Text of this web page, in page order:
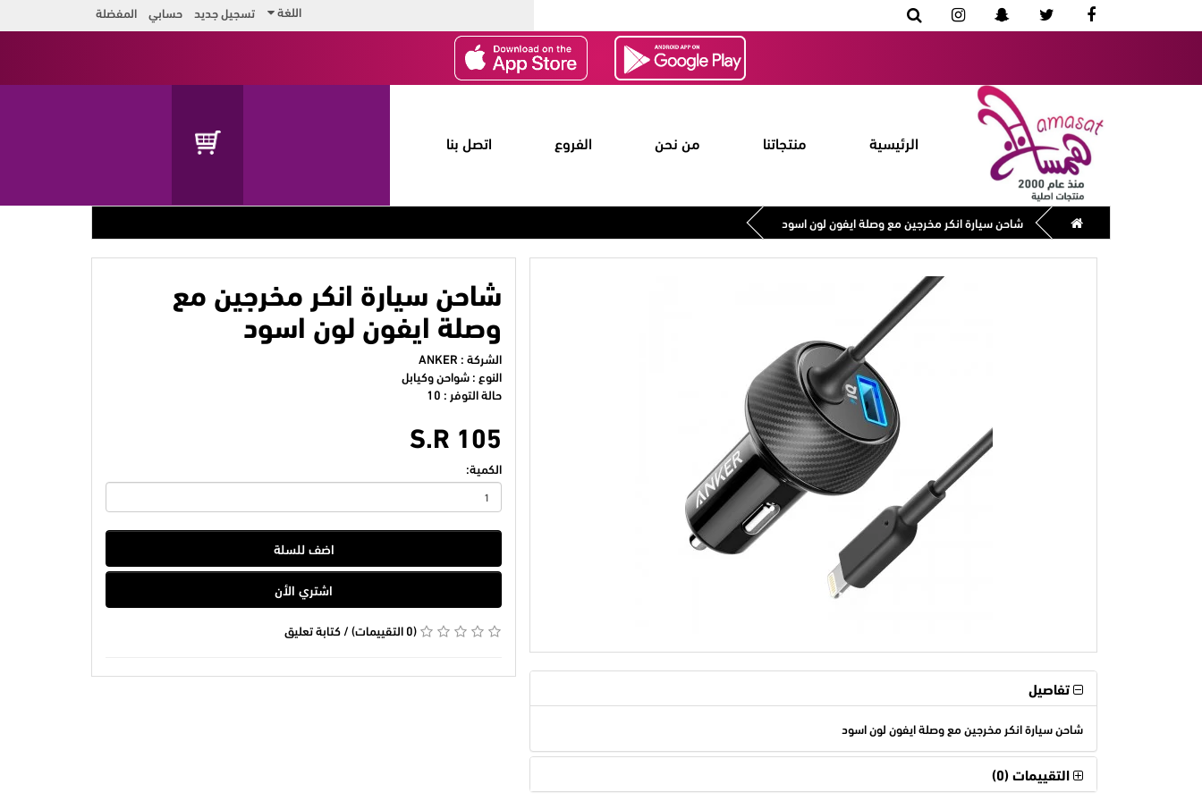
اللغة تسجيل جديد حسابي المفضلة
الرئيسية منتجاتنا من نحن الفروع اتصل بنا
شاحن سيارة انكر مخرجين مع وصلة ايفون لون اسود
تفاصيل
شاحن سيارة انكر مخرجين مع وصلة ايفون لون اسود
التقييمات (0)
شاحن سيارة انكر مخرجين مع
وصلة ايفون لون اسود
الشركة : ANKER
النوع : شواحن وكيابل
حالة التوفر : 10
S.R 105
الكمية:
اضف للسلة
اشتري الأن
(0 التقييمات) /كتابة تعليق